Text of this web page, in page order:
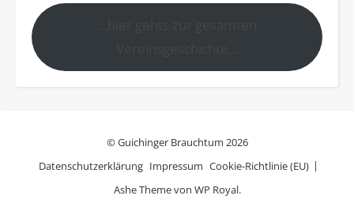
© Guichinger Brauchtum 2026
Datenschutzerklärung Impressum Cookie-Richtlinie (EU)
Ashe Theme von WP Royal.